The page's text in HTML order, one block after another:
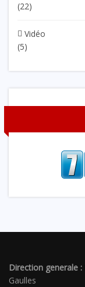
(22)
Vidéo
(5)
Direction generale :
Gaulles